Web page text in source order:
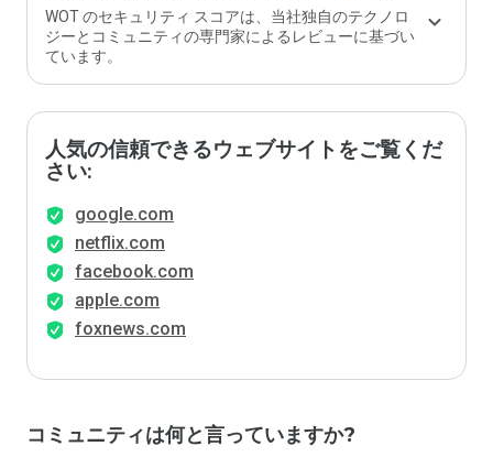
WOT のセキュリティ スコアは、当社独自のテクノロ
ジーとコミュニティの専門家によるレビューに基づい
ています。
人気の信頼できるウェブサイトをご覧くだ
さい:
google.com
netflix.com
facebook.com
apple.com
foxnews.com
コミュニティは何と言っていますか?